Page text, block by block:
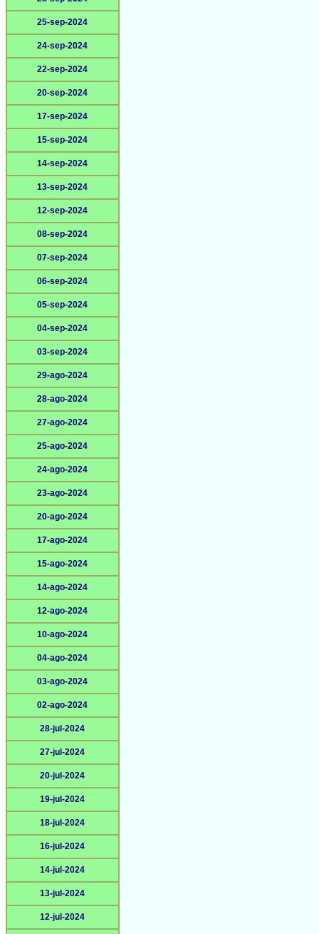
25-sep-2024
24-sep-2024
22-sep-2024
20-sep-2024
17-sep-2024
15-sep-2024
14-sep-2024
13-sep-2024
12-sep-2024
08-sep-2024
07-sep-2024
06-sep-2024
05-sep-2024
04-sep-2024
03-sep-2024
29-ago-2024
28-ago-2024
27-ago-2024
25-ago-2024
24-ago-2024
23-ago-2024
20-ago-2024
17-ago-2024
15-ago-2024
14-ago-2024
12-ago-2024
10-ago-2024
04-ago-2024
03-ago-2024
02-ago-2024
28-jul-2024
27-jul-2024
20-jul-2024
19-jul-2024
18-jul-2024
16-jul-2024
14-jul-2024
13-jul-2024
12-jul-2024